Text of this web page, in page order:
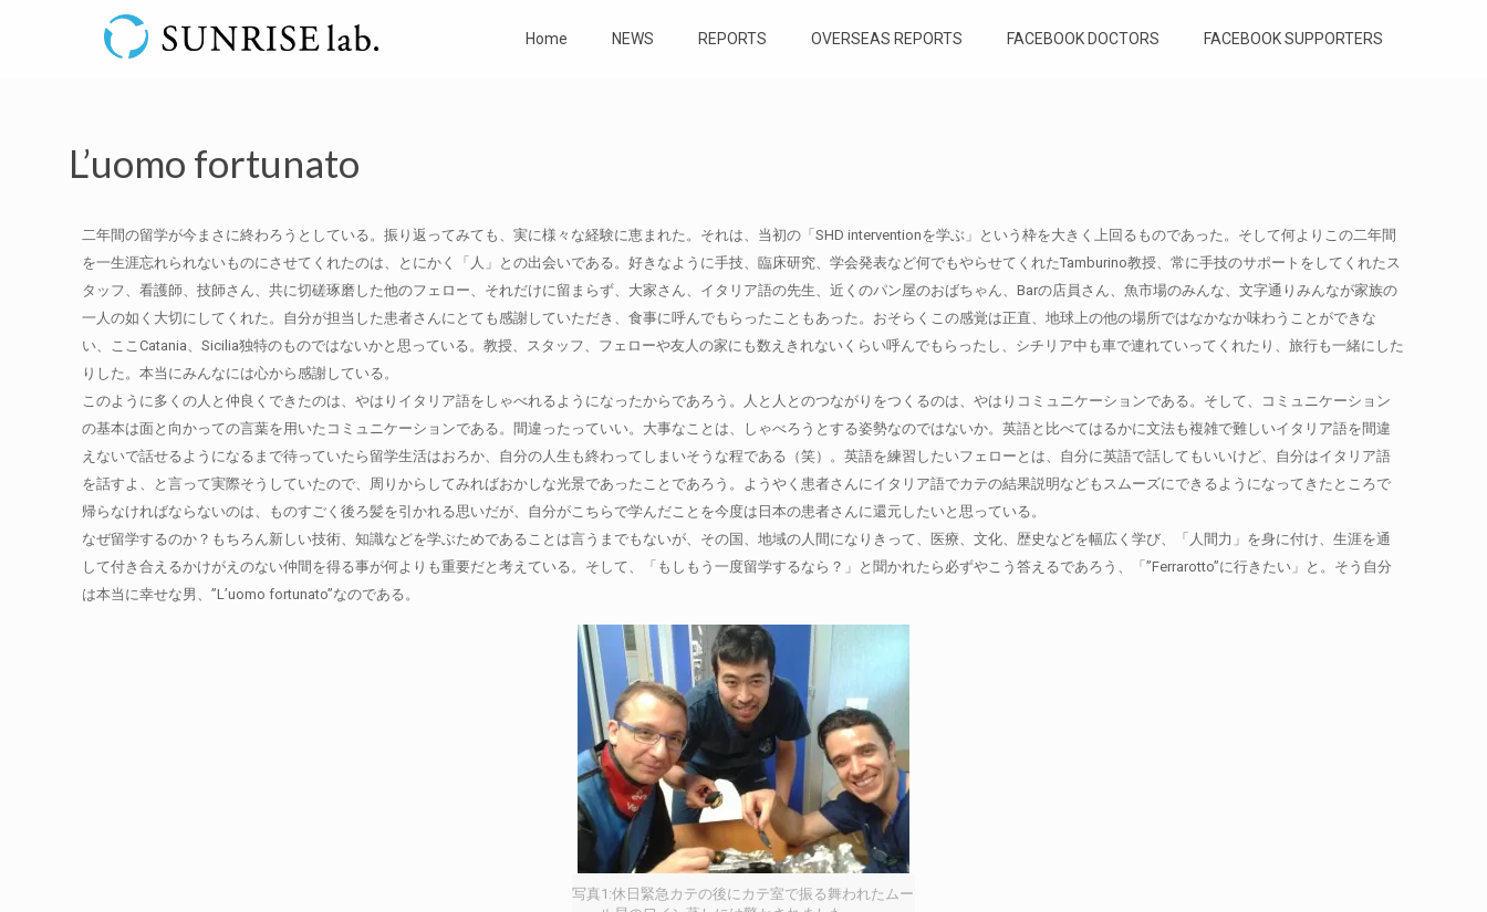
Home NEWS REPORTS OVERSEAS REPORTS FACEBOOK DOCTORS FACEBOOK SUPPORTERS
L’uomo fortunato
二年間の留学が今まさに終わろうとしている。振り返ってみても、実に様々な経験に恵まれた。それは、当初の「SHD interventionを学ぶ」という枠を大きく上回るものであった。そして何よりこの二年間
を一生涯忘れられないものにさせてくれたのは、とにかく「人」との出会いである。好きなように手技、臨床研究、学会発表など何でもやらせてくれたTamburino教授、常に手技のサポートをしてくれたス
タッフ、看護師、技師さん、共に切磋琢磨した他のフェロー、それだけに留まらず、大家さん、イタリア語の先生、近くのパン屋のおばちゃん、Barの店員さん、魚市場のみんな、文字通りみんなが家族の
一人の如く大切にしてくれた。自分が担当した患者さんにとても感謝していただき、食事に呼んでもらったこともあった。おそらくこの感覚は正直、地球上の他の場所ではなかなか味わうことができな
い、ここCatania、Sicilia独特のものではないかと思っている。教授、スタッフ、フェローや友人の家にも数えきれないくらい呼んでもらったし、シチリア中も車で連れていってくれたり、旅行も一緒にした
りした。本当にみんなには心から感謝している。
このように多くの人と仲良くできたのは、やはりイタリア語をしゃべれるようになったからであろう。人と人とのつながりをつくるのは、やはりコミュニケーションである。そして、コミュニケーション
の基本は面と向かっての言葉を用いたコミュニケーションである。間違ったっていい。大事なことは、しゃべろうとする姿勢なのではないか。英語と比べてはるかに文法も複雑で難しいイタリア語を間違
えないで話せるようになるまで待っていたら留学生活はおろか、自分の人生も終わってしまいそうな程である（笑）。英語を練習したいフェローとは、自分に英語で話してもいいけど、自分はイタリア語
を話すよ、と言って実際そうしていたので、周りからしてみればおかしな光景であったことであろう。ようやく患者さんにイタリア語でカテの結果説明などもスムーズにできるようになってきたところで
帰らなければならないのは、ものすごく後ろ髪を引かれる思いだが、自分がこちらで学んだことを今度は日本の患者さんに還元したいと思っている。
なぜ留学するのか？もちろん新しい技術、知識などを学ぶためであることは言うまでもないが、その国、地域の人間になりきって、医療、文化、歴史などを幅広く学び、「人間力」を身に付け、生涯を通
して付き合えるかけがえのない仲間を得る事が何よりも重要だと考えている。そして、「もしもう一度留学するなら？」と聞かれたら必ずやこう答えるであろう、「”Ferrarotto”に行きたい」と。そう自分
は本当に幸せな男、”L’uomo fortunato”なのである。
写真1:休日緊急カテの後にカテ室で振る舞われたムー